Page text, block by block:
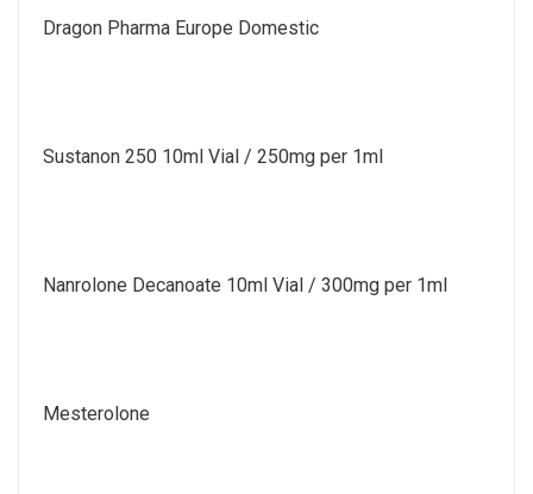
Dragon Pharma Europe Domestic
Sustanon 250 10ml Vial / 250mg per 1ml
Nanrolone Decanoate 10ml Vial / 300mg per 1ml
Mesterolone